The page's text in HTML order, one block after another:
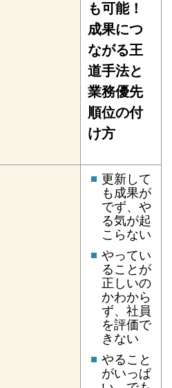
も可能！
成果につ
ながる王
道手法と
業務優先
順位の付
け方
更新して
も成果が
でず、や
る気が起
こらない
やってい
ることが
正しいの
かわから
ず、社員
を評価で
きない
やること
がいっぱ